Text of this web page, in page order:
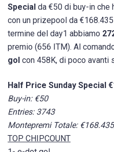
Special da €50 di buy-in che
con un prizepool da
termine del day1 abbiamo
premio (656 ITM). Al
gol con 458K, di poco avanti
Half Price Sunday Special
Buy-in: €50
Entries: 3743
Montepremi Totale:
TOP CHIPCOUNT